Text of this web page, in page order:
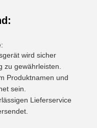
wird sicher
zu gewährleisten.
Produktnamen und
sein.
Lieferservice